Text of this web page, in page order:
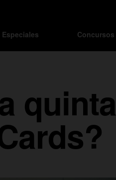
Especiales Concursos
quinta